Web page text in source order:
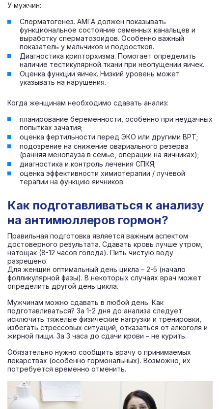
У мужчин:
Сперматогенез. АМГА должен показывать
функциональное состояние семенных канальцев и
выработку сперматозоидов. Особенно важный
показатель у мальчиков и подростков.
Диагностика крипторхизма. Помогает определить
наличие тестикулярной ткани при неопущении яичек.
Оценка функции яичек. Низкий уровень может
указывать на нарушения.
Когда женщинам необходимо сдавать анализ:
планирование беременности, особенно при неудачных
попытках зачатия;
оценка фертильности перед ЭКО или другими ВРТ;
подозрение на снижение овариального резерва
(ранняя менопауза в семье, операции на яичниках);
диагностика и контроль лечения СПКЯ;
оценка эффективности химиотерапии / лучевой
терапии на функцию яичников.
Как подготавливаться к анализу
на антимюллеров гормон?
Правильная подготовка является важным аспектом
достоверного результата. Сдавать кровь лучше утром,
натощак (8-12 часов голода). Пить чистую воду
разрешено.
Для женщин оптимальный день цикла – 2-5 (начало
фолликулярной фазы). В некоторых случаях врач может
определить другой день цикла.
Мужчинам можно сдавать в любой день. Как
подготавливаться? За 1-2 дня до анализа следует
исключить тяжелые физические нагрузки и тренировки,
избегать стрессовых ситуаций, отказаться от алкоголя и
жирной пищи. За 3 часа до сдачи крови – не курить.
Обязательно нужно сообщить врачу о принимаемых
лекарствах (особенно гормональных). Возможно, их
потребуется временно отменить.